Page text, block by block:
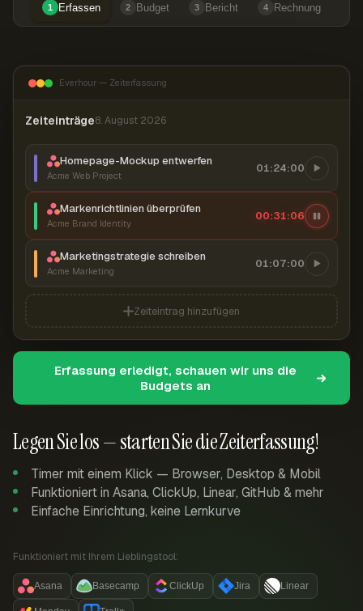
1 Erfassen 2 Budget 3 Bericht 4 Rechnung
Legen Sie los — starten Sie die Zeiterfassung!
Timer mit einem Klick — Browser, Desktop & Mobil
Funktioniert in Asana, ClickUp, Linear, GitHub & mehr
Einfache Einrichtung, keine Lernkurve
Funktioniert mit Ihrem Lieblingstool:
Asana Basecamp ClickUp Jira Linear
Everhour — Zeiterfassung
Zeiteinträge8. August 2026
Homepage-Mockup entwerfen
Acme Web Project
01:24:00
Markenrichtlinien überprüfen
Acme Brand Identity
00:31:07
Marketingstrategie schreiben
Acme Marketing
01:07:00
Zeiteintrag hinzufügen
Erfassung erledigt, schauen wir uns die
Budgets an